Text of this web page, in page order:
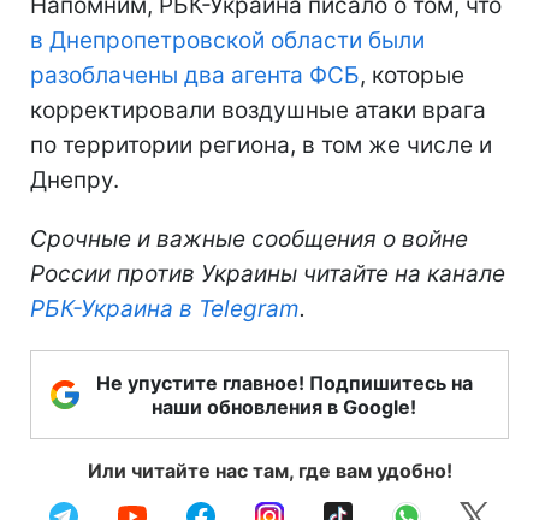
в Днепропетровской области были
разоблачены два агента ФСБ, которые
корректировали воздушные атаки врага
по территории региона, в том же числе и
Днепру.
Срочные и важные сообщения о войне
России против Украины читайте на канале
РБК-Украина в Telegram.
Не упустите главное! Подпишитесь на
наши обновления в Google!
Или читайте нас там, где вам удобно!